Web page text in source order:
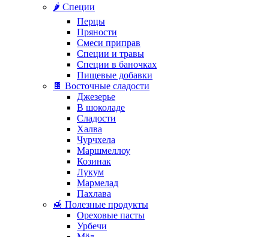
🌶️ Специи
Перцы
Пряности
Смеси приправ
Специи и травы
Специи в баночках
Пищевые добавки
🍫 Восточные сладости
Джезерье
В шоколаде
Сладости
Халва
Чурчхела
Маршмеллоу
Козинак
Лукум
Мармелад
Пахлава
🍯 Полезные продукты
Ореховые пасты
Урбечи